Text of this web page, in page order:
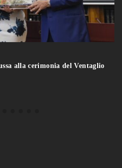
alla cerimonia del Ventaglio